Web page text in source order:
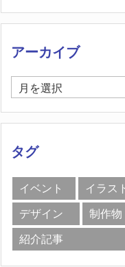
アーカイブ
ア
ー
カ
ブ
タグ
イベント イラス
デザイン
制作物
紹介記事